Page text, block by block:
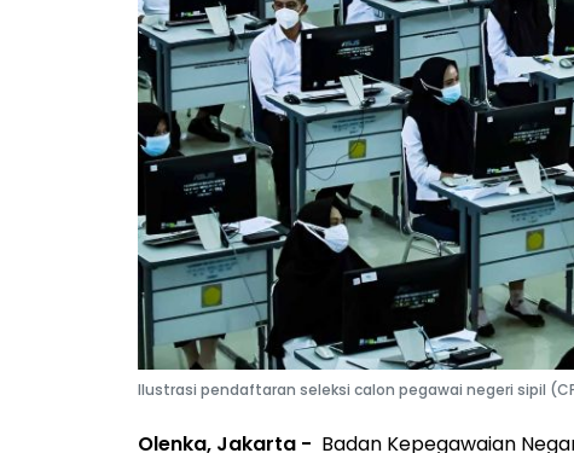
Ilustrasi pendaftaran seleksi calon pegawai negeri sipil
Olenka, Jakarta - Badan Kepegawaian